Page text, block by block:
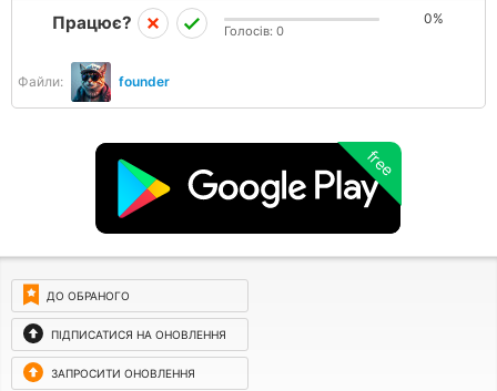
Файли: founder
Працює? 0%
Голосів: 0
free
ДО ОБРАНОГО
ПІДПИСАТИСЯ НА ОНОВЛЕННЯ
ЗАПРОСИТИ ОНОВЛЕННЯ